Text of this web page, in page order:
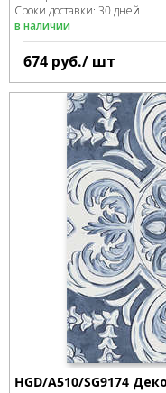
Сроки доставки: 30 дней
в наличии
674 руб./ шт
HGD/A510/SG9174